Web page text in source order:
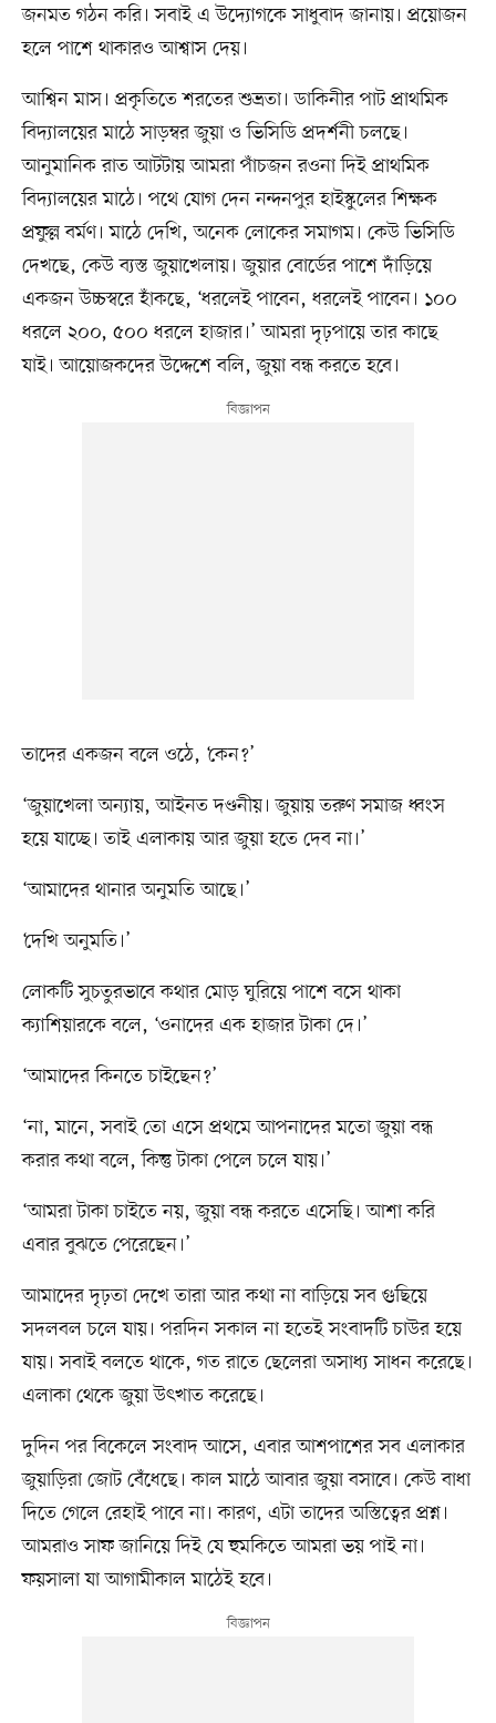
জনমত গঠন করি। সবাই এ উদ্যোগকে সাধুবাদ জানায়। প্রয়োজন
হলে পাশে থাকারও আশ্বাস দেয়।
আশ্বিন মাস। প্রকৃতিতে শরতের শুভ্রতা। ডাকিনীর পাট প্রাথমিক
বিদ্যালয়ের মাঠে সাড়ম্বর জুয়া ও ভিসিডি প্রদর্শনী চলছে।
আনুমানিক রাত আটটায় আমরা পাঁচজন রওনা দিই প্রাথমিক
বিদ্যালয়ের মাঠে। পথে যোগ দেন নন্দনপুর হাইস্কুলের শিক্ষক
প্রফুল্ল বর্মণ। মাঠে দেখি, অনেক লোকের সমাগম। কেউ ভিসিডি
দেখছে, কেউ ব্যস্ত জুয়াখেলায়। জুয়ার বোর্ডের পাশে দাঁড়িয়ে
একজন উচ্চস্বরে হাঁকছে, ‘ধরলেই পাবেন, ধরলেই পাবেন। ১০০
ধরলে ২০০, ৫০০ ধরলে হাজার।’ আমরা দৃঢ়পায়ে তার কাছে
যাই। আয়োজকদের উদ্দেশে বলি, জুয়া বন্ধ করতে হবে।
তাদের একজন বলে ওঠে, ‘কেন?’
‘জুয়াখেলা অন্যায়, আইনত দণ্ডনীয়। জুয়ায় তরুণ সমাজ ধ্বংস
হয়ে যাচ্ছে। তাই এলাকায় আর জুয়া হতে দেব না।’
‘আমাদের থানার অনুমতি আছে।’
‘দেখি অনুমতি।’
লোকটি সুচতুরভাবে কথার মোড় ঘুরিয়ে পাশে বসে থাকা
ক্যাশিয়ারকে বলে, ‘ওনাদের এক হাজার টাকা দে।’
‘আমাদের কিনতে চাইছেন?’
‘না, মানে, সবাই তো এসে প্রথমে আপনাদের মতো জুয়া বন্ধ
করার কথা বলে, কিন্তু টাকা পেলে চলে যায়।’
‘আমরা টাকা চাইতে নয়, জুয়া বন্ধ করতে এসেছি। আশা করি
এবার বুঝতে পেরেছেন।’
আমাদের দৃঢ়তা দেখে তারা আর কথা না বাড়িয়ে সব গুছিয়ে
সদলবল চলে যায়। পরদিন সকাল না হতেই সংবাদটি চাউর হয়ে
যায়। সবাই বলতে থাকে, গত রাতে ছেলেরা অসাধ্য সাধন করেছে।
এলাকা থেকে জুয়া উৎখাত করেছে।
দুদিন পর বিকেলে সংবাদ আসে, এবার আশপাশের সব এলাকার
জুয়াড়িরা জোট বেঁধেছে। কাল মাঠে আবার জুয়া বসাবে। কেউ বাধা
দিতে গেলে রেহাই পাবে না। কারণ, এটা তাদের অস্তিত্বের প্রশ্ন।
আমরাও সাফ জানিয়ে দিই যে হুমকিতে আমরা ভয় পাই না।
ফয়সালা যা আগামীকাল মাঠেই হবে।